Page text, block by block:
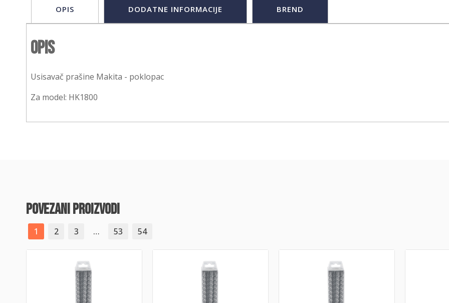
OPIS DODATNE INFORMACIJE BREND
Opis
Usisavač prašine Makita - poklopac
Za model: HK1800
povezani proizvodi
1 2 3 … 53 54